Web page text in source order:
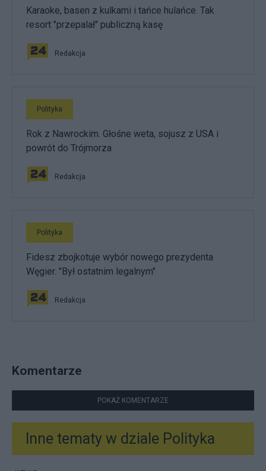
Karaoke, basen z kulkami i tańce hulańce. Tak
resort "przepalał" publiczną kasę
Redakcja
Polityka
Rok z Nawrockim. Głośne weta, sojusz z USA i
powrót do Trójmorza
Redakcja
Polityka
Fidesz zbojkotuje wybór nowego prezydenta
Węgier. "Był ostatnim legalnym"
Redakcja
Komentarze
POKAŻ KOMENTARZE
Inne tematy w dziale Polityka